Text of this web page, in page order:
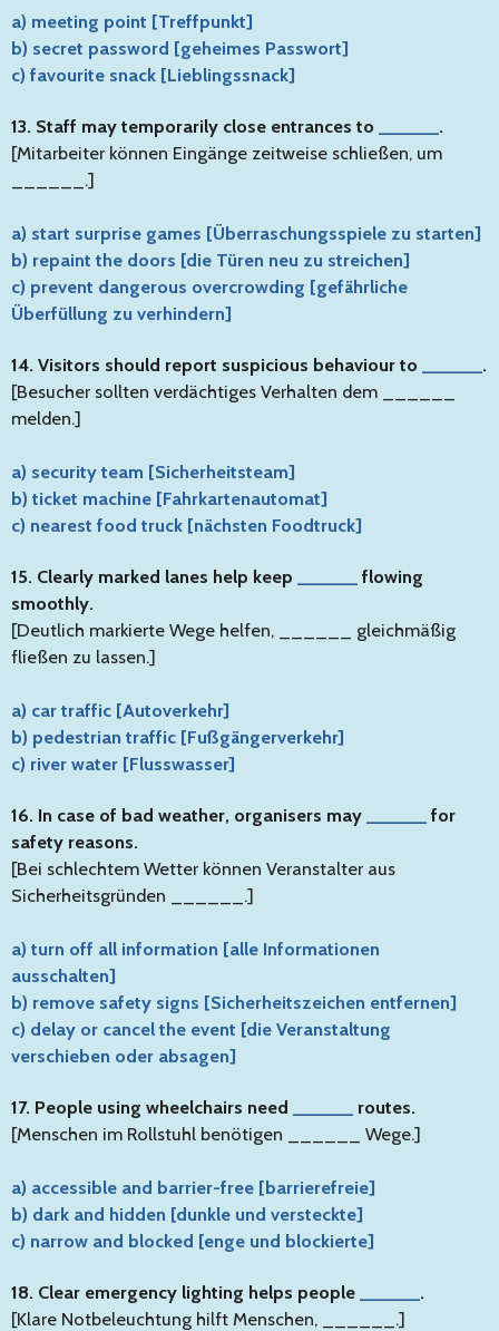
a) meeting point [Treffpunkt]
b) secret password [geheimes Passwort]
c) favourite snack [Lieblingssnack]
13. Staff may temporarily close entrances to
.
[Mitarbeiter können Eingänge zeitweise schließen, um
______.]
a) start surprise games [Überraschungsspiele zu starten]
b) repaint the doors [die Türen neu zu streichen]
c) prevent dangerous overcrowding [gefährliche
Überfüllung zu verhindern]
14. Visitors should report suspicious behaviour to
.
[Besucher sollten verdächtiges Verhalten dem ______
melden.]
a) security team [Sicherheitsteam]
b) ticket machine [Fahrkartenautomat]
c) nearest food truck [nächsten Foodtruck]
15. Clearly marked lanes help keep
flowing
smoothly.
[Deutlich markierte Wege helfen, ______ gleichmäßig
fließen zu lassen.]
a) car traffic [Autoverkehr]
b) pedestrian traffic [Fußgängerverkehr]
c) river water [Flusswasser]
16. In case of bad weather, organisers may
for
safety reasons.
[Bei schlechtem Wetter können Veranstalter aus
Sicherheitsgründen ______.]
a) turn off all information [alle Informationen
ausschalten]
b) remove safety signs [Sicherheitszeichen entfernen]
c) delay or cancel the event [die Veranstaltung
verschieben oder absagen]
17. People using wheelchairs need
routes.
[Menschen im Rollstuhl benötigen ______ Wege.]
a) accessible and barrier-free [barrierefreie]
b) dark and hidden [dunkle und versteckte]
c) narrow and blocked [enge und blockierte]
18. Clear emergency lighting helps people
.
[Klare Notbeleuchtung hilft Menschen, ______.]